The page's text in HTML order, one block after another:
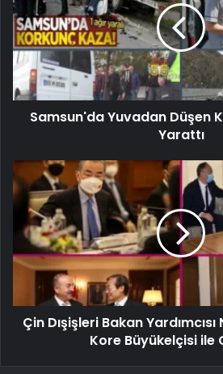
Samsun'da Yuvadan Düşen
Yarattı
Çin Dışişleri Bakan
Kore Büyükelçisi ile